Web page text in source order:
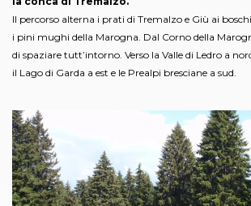
Il percorso alterna i prati di Tremalzo e Giù ai
i pini mughi della Marogna. Dal Corno della
di spaziare tutt’intorno. Verso la Valle di Ledro a
il Lago di Garda a est e le Prealpi bresciane a sud.